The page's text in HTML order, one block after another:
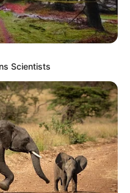
d’écuries du
pour le GRAND
ce 21
Scientists